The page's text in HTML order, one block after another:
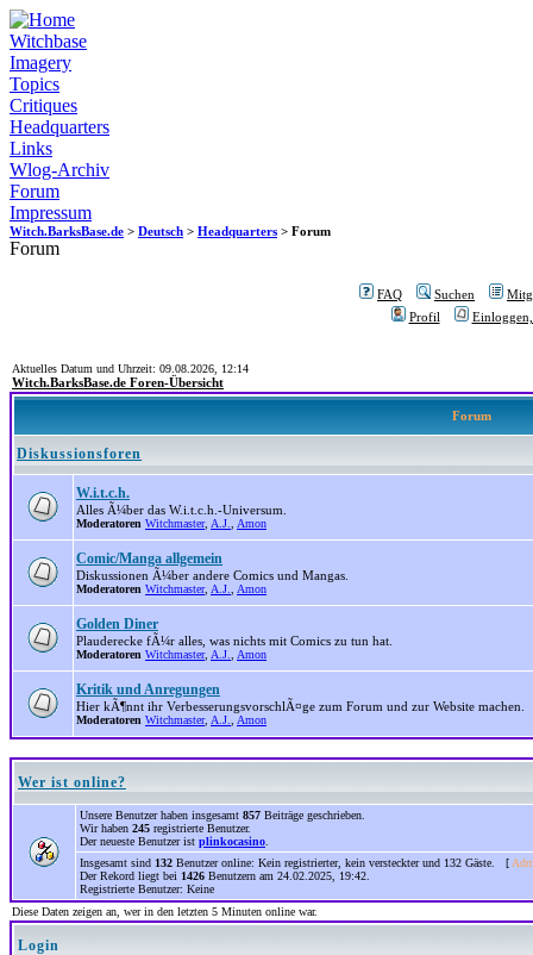
Witchbase
Imagery
Topics
Critiques
Headquarters
Links
Wlog-Archiv
Forum
Impressum
Witch.BarksBase.de > Deutsch > Headquarters > Forum
Forum
FAQ Suchen
Profil
Aktuelles Datum und Uhrzeit: 09.08.2026, 12:14
Witch.BarksBase.de Foren-Übersicht
Forum
Diskussionsforen
W.i.t.c.h.
Alles Ã¼ber das W.i.t.c.h.-Universum.
Moderatoren Witchmaster, A.J. Amon
Comic/Manga allgemein
Diskussionen Ã¼ber andere Comics und Mangas.
Moderatoren Witchmaster, A.J. Amon
Golden Diner
Plauderecke fÃ¼r alles, was nichts mit Comics zu tun hat.
Moderatoren Witchmaster, A.J. Amon
Kritik und Anregungen
Hier kÃ¶nnt ihr VerbesserungsvorschlÃ¤ge zum Forum und zur Website machen.
Moderatoren Witchmaster, A.J. Amon
Wer ist online?
Unsere Benutzer haben insgesamt 857 Beiträge geschrieben.
Wir haben 245 registrierte Benutzer.
Der neueste Benutzer ist plinkocasino
Insgesamt sind 132 Benutzer online: Kein registrierter, kein versteckter und 132 Gäste. [
Der Rekord liegt bei 1426 Benutzern am 24.02.2025, 19:42.
Registrierte Benutzer: Keine
Diese Daten zeigen an, wer in den letzten 5 Minuten online war.
Login